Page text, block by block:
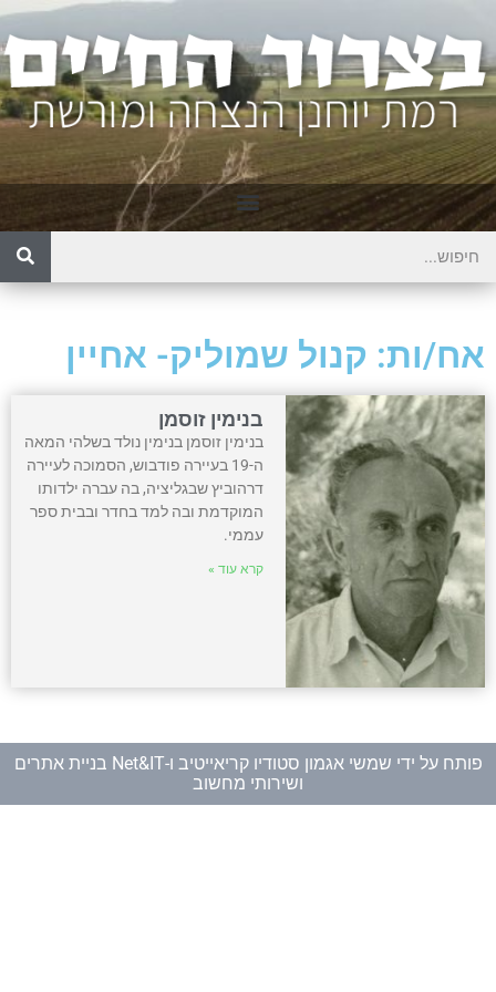
אח/ות: קנול שמוליק- אחיין
בנימין זוסמן
בנימין זוסמן בנימין נולד בשלהי המאה
ה-19 בעיירה פודבוש, הסמוכה לעיירה
דרהוביץ שבגליציה, בה עברה ילדותו
המוקדמת ובה למד בחדר ובבית ספר
עממי.
קרא עוד »
פותח על ידי שמשי אגמון סטודיו קריאייטיב ו-
Net&IT בניית אתרים
ושירותי מחשוב